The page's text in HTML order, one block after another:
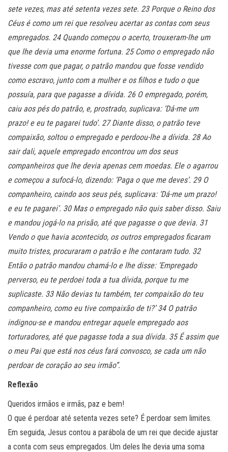
sete vezes, mas até setenta vezes sete. 23 Porque o Reino dos
Céus é como um rei que resolveu acertar as contas com seus
empregados. 24 Quando começou o acerto, trouxeram-lhe um
que lhe devia uma enorme fortuna. 25 Como o empregado não
tivesse com que pagar, o patrão mandou que fosse vendido
como escravo, junto com a mulher e os filhos e tudo o que
possuía, para que pagasse a dívida. 26 O empregado, porém,
caiu aos pés do patrão, e, prostrado, suplicava: ‘Dá-me um
prazo! e eu te pagarei tudo’. 27 Diante disso, o patrão teve
compaixão, soltou o empregado e perdoou-lhe a dívida. 28 Ao
sair dali, aquele empregado encontrou um dos seus
companheiros que lhe devia apenas cem moedas. Ele o agarrou
e começou a sufocá-lo, dizendo: ‘Paga o que me deves’. 29 O
companheiro, caindo aos seus pés, suplicava: ‘Dá-me um prazo!
e eu te pagarei’. 30 Mas o empregado não quis saber disso. Saiu
e mandou jogá-lo na prisão, até que pagasse o que devia. 31
Vendo o que havia acontecido, os outros empregados ficaram
muito tristes, procuraram o patrão e lhe contaram tudo. 32
Então o patrão mandou chamá-lo e lhe disse: ‘Empregado
perverso, eu te perdoei toda a tua dívida, porque tu me
suplicaste. 33 Não devias tu também, ter compaixão do teu
companheiro, como eu tive compaixão de ti?’ 34 O patrão
indignou-se e mandou entregar aquele empregado aos
torturadores, até que pagasse toda a sua dívida. 35 É assim que
o meu Pai que está nos céus fará convosco, se cada um não
perdoar de coração ao seu irmão”.
Reflexão
Queridos irmãos e irmãs, paz e bem!
O que é perdoar até setenta vezes sete? É perdoar sem limites.
Em seguida, Jesus contou a parábola de um rei que decide ajustar
a conta com seus empregados. Um deles lhe devia uma soma